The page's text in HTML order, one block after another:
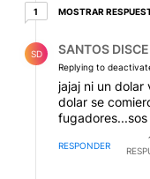
11 respuesta más
MOSTRAR
SD SANTOS
Replying to
jajaj ni un dolar
dolar se
RESPONDER